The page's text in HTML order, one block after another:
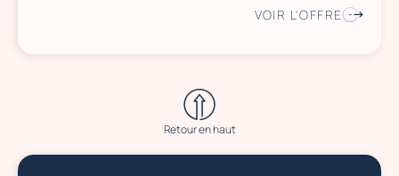
VOIR L'OFFRE
Retour en haut